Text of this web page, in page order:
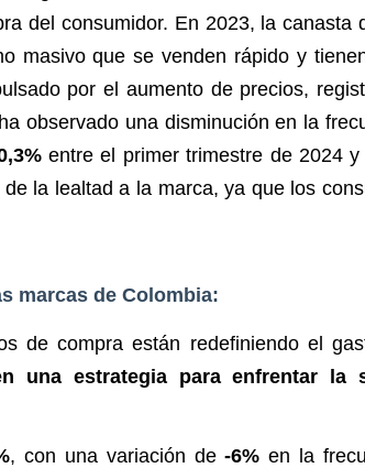
del consumidor. En 2023, la canasta
masivo que se venden rápido y
por el aumento de precios,
observado una disminución en la
entre el primer trimestre de 2024 y
la lealtad a la marca, ya que los
marcas de Colombia:
de compra están redefiniendo el
una estrategia para enfrentar la
, con una variación de-6% en la